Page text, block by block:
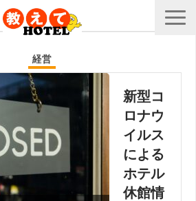
経営
新型コ
ロナウ
イルス
による
ホテル
休館情